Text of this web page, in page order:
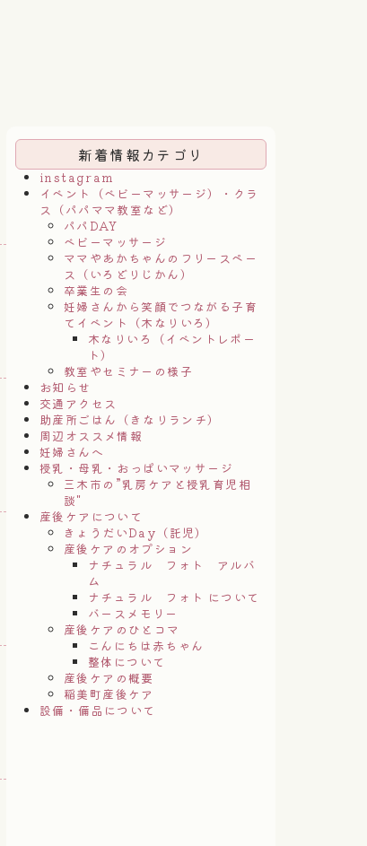
新着情報カテゴリ
instagram
イベント（ベビーマッサージ）・クラ
ス（パパママ教室など）
パパDAY
ベビーマッサージ
ママやあかちゃんのフリースペー
ス（いろどりじかん）
卒業生の会
妊婦さんから笑顔でつながる子育
てイベント（木なりいろ）
木なりいろ（イベントレポー
ト）
教室やセミナーの様子
お知らせ
交通アクセス
助産所ごはん（きなりランチ）
周辺オススメ情報
妊婦さんへ
授乳・母乳・おっぱいマッサージ
三木市の”乳房ケアと授乳育児相
談"
産後ケアについて
きょうだいDay（託児）
産後ケアのオプション
ナチュラル フォト アルバ
ム
ナチュラル フォト について
バースメモリー
産後ケアのひとコマ
こんにちは赤ちゃん
整体について
産後ケアの概要
稲美町産後ケア
設備・備品について